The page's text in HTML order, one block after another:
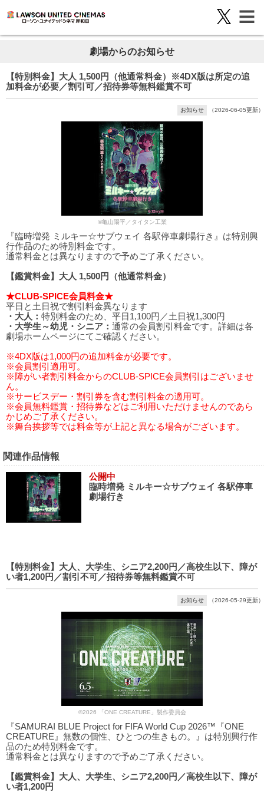
劇場からのお知らせ
【特別料金】大人 1,500円（他通常料金）※4DX版は所定の追
加料金が必要／割引可／招待券等無料鑑賞不可
お知らせ （2026-06-05更新）
©亀山陽平／タイタン工業
『臨時増発 ミルキー☆サブウェイ 各駅停車劇場行き』は特別興
行作品のため特別料金です。
通常料金とは異なりますので予めご了承ください。
【鑑賞料金】大人 1,500円（他通常料金）
★CLUB-SPICE会員料金★
平日と土日祝で割引料金異なります
・大人： 特別料金のため、平日1,100円／土日祝1,300円
・大学生～幼児・シニア： 通常の会員割引料金です。詳細は各
劇場ホームページにてご確認ください。
※4DX版は1,000円の追加料金が必要です。
※会員割引適用可。
※障がい者割引料金からのCLUB-SPICE会員割引はございませ
ん。
※サービスデー・割引券を含む割引料金の適用可。
※会員無料鑑賞・招待券などはご利用いただけませんのであら
かじめご了承ください。
※舞台挨拶等では料金等が上記と異なる場合がございます。
関連作品情報
公開中
臨時増発 ミルキー☆サブウェイ 各駅停車
劇場行き
【特別料金】大人、大学生、シニア2,200円／高校生以下、障が
い者1,200円／割引不可／招待券等無料鑑賞不可
お知らせ （2026-05-29更新）
©2026 「ONE CREATURE」製作委員会
『SAMURAI BLUE Project for FIFA World Cup 2026™『ONE
CREATURE』無数の個性、ひとつの生きもの。』は特別興行作
品のため特別料金です。
通常料金とは異なりますので予めご了承ください。
【鑑賞料金】大人、大学生、シニア2,200円／高校生以下、障が
い者1,200円